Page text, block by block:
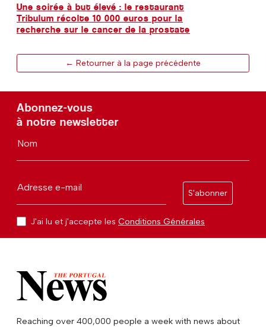
Une soirée à but élevé : le restaurant
Tribulum récolte 10 000 euros pour la
recherche sur le cancer de la prostate
← Retourner à la page précédente
Abonnez-vous
à notre newsletter
Nom
Adresse e-mail
S'abonner
J'ai lu et j'accepte les Conditions Générales
Reaching over 400,000 people a week with news about